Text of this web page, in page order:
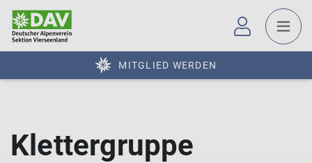
MITGLIED WERDEN
Klettergruppe